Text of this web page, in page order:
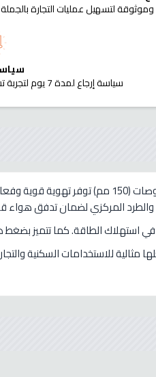
لتسهيل عمليات التجارة بالجملة
سياسة إرجاع لمدة 7 يوم لتجربة تسوق سلسة. تطبق الشروط والأحكام
والطرد المركزي لضمان تدفق
في استهلاك الطاقة. كما تتميز
مثالية للاستخدامات السكنية